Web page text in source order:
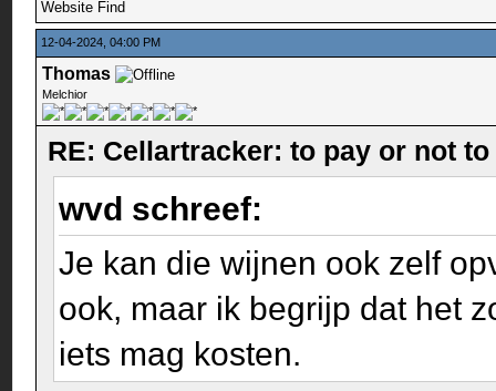
Website Find
12-04-2024, 04:00 PM
Thomas
Melchior
RE: Cellartracker: to pay or not to
wvd schreef:
Je kan die wijnen ook zelf
ook, maar ik begrijp dat het
iets mag kosten.